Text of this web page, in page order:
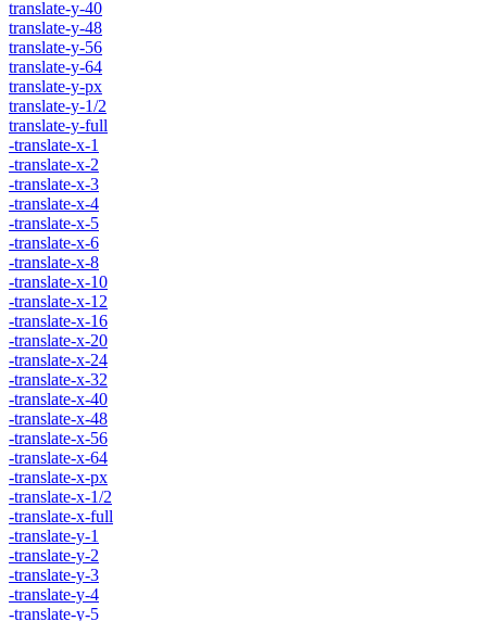
translate-y-40
translate-y-48
translate-y-56
translate-y-64
translate-y-px
translate-y-1/2
translate-y-full
-translate-x-1
-translate-x-2
-translate-x-3
-translate-x-4
-translate-x-5
-translate-x-6
-translate-x-8
-translate-x-10
-translate-x-12
-translate-x-16
-translate-x-20
-translate-x-24
-translate-x-32
-translate-x-40
-translate-x-48
-translate-x-56
-translate-x-64
-translate-x-px
-translate-x-1/2
-translate-x-full
-translate-y-1
-translate-y-2
-translate-y-3
-translate-y-4
-translate-y-5